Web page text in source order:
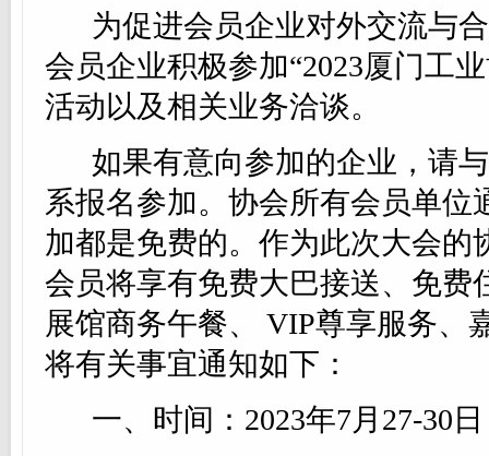
为促进会员企业对外交流与
会员企业积极参加“2023厦门工
活动以及相关业务洽谈。
如果有意向参加的企业，请
系报名参加。协会所有会员单位
加都是免费的。作为此次大会的
会员将享有免费大巴接送、免费
展馆商务午餐、 VIP尊享服务、
将有关事宜通知如下：
一、时间： 2023年7月27-30日